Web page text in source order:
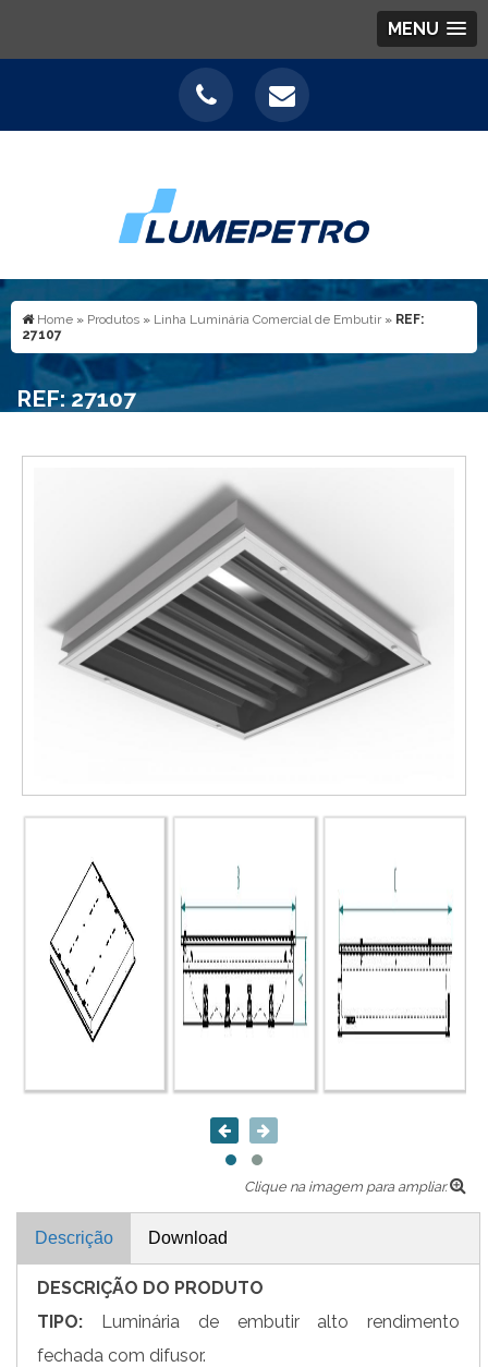
MENU
Home » Produtos » Linha Luminária Comercial de Embutir » REF:
27107
REF: 27107
Clique na imagem para ampliar.
Descrição Download
DESCRIÇÃO DO PRODUTO
TIPO: Luminária de embutir alto rendimento
fechada com difusor.